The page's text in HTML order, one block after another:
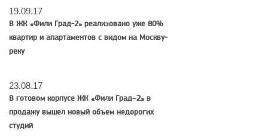
19.09.17
В ЖК «Фили Град-2» реализовано уже 80%
квартир и апартаментов с видом на Москву-
реку
23.08.17
В готовом корпусе ЖК «Фили Град–2» в
продажу вышел новый объем недорогих
студий